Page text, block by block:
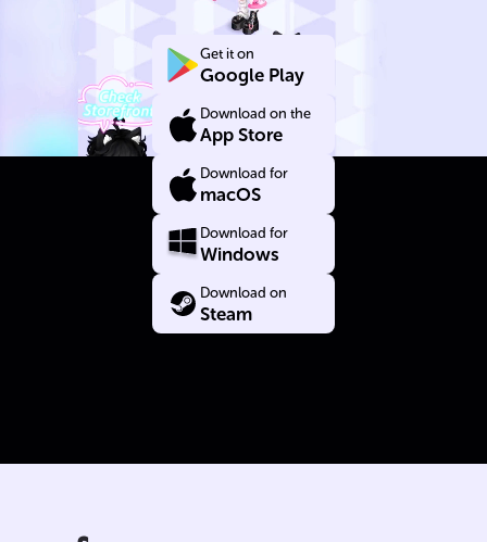
نفسك
Get it on
Google Play
Download on the
App Store
Download for
macOS
Download for
Windows
Download on
Steam